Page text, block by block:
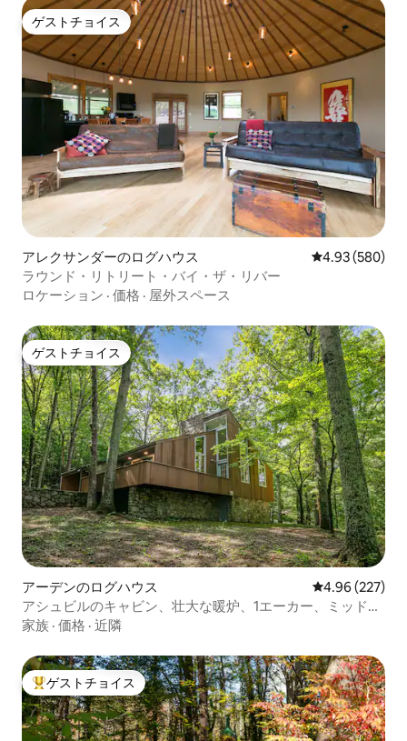
ゲストチョイス
ゲストチョイス
アレクサンダーのログハウス レビュー580
4.93 (580)
ラウンド・リトリート・バイ・ザ・リバー
ロケーション · 価格 · 屋外スペース
ゲストチョイス
ゲストチョイス
アーデンのログハウス レビュー227
4.96 (227)
アシュビルのキャビン、壮大な暖炉、1エーカー、ミッドモ
ダン
家族 · 価格 · 近隣
大好評のゲストチョイスです。
ゲストチョイス